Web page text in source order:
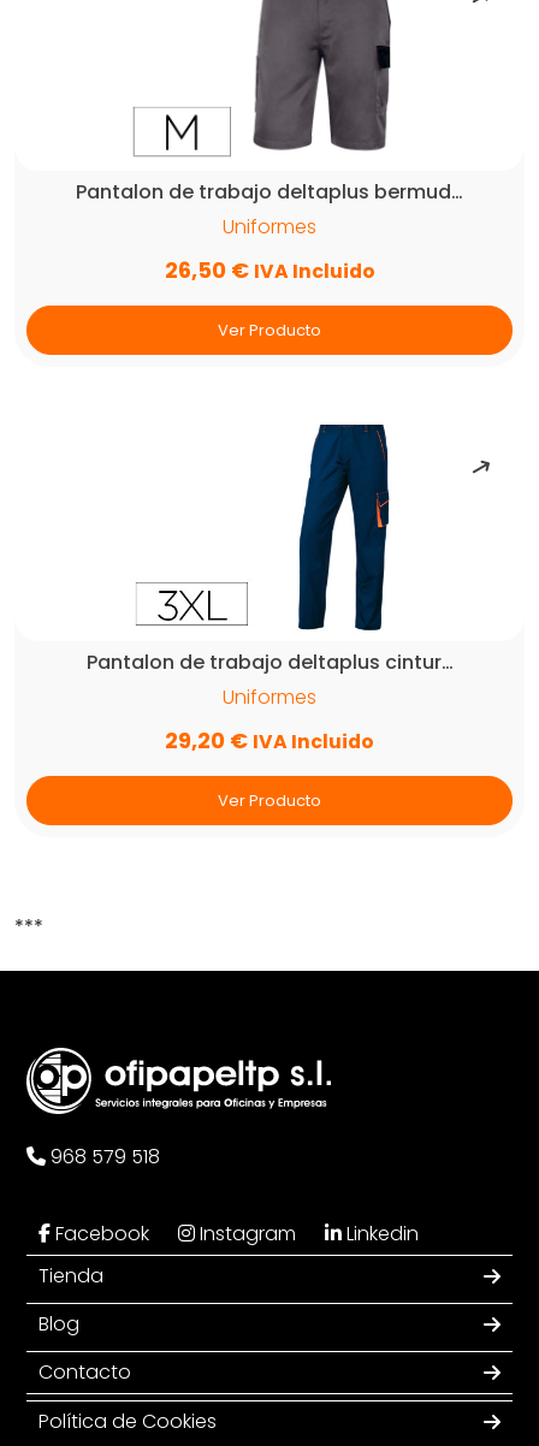
Pantalon de trabajo deltaplus bermud…
Uniformes
26,50 € IVA Incluido
Ver Producto
Pantalon de trabajo deltaplus cintur…
Uniformes
29,20 € IVA Incluido
Ver Producto
***
968 579 518
Facebook Instagram
Linkedin
Tienda
Blog
Contacto
Política de Cookies